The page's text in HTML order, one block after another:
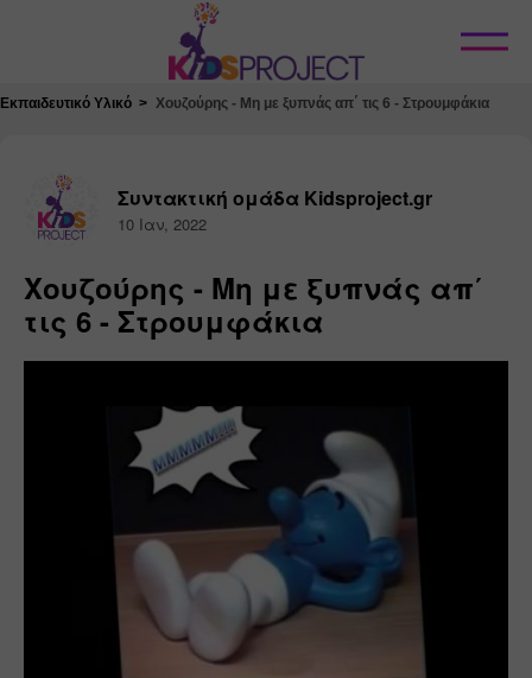
Κλείσιμο
Εκπαιδευτικό Υλικό Χουζούρης - Μη με ξυπνάς απ΄ τις 6 - Στρουμφάκια
Συντακτική ομάδα Kidsproject.gr
10 Ιαν, 2022
Χουζούρης - Μη με ξυπνάς απ΄
τις 6 - Στρουμφάκια